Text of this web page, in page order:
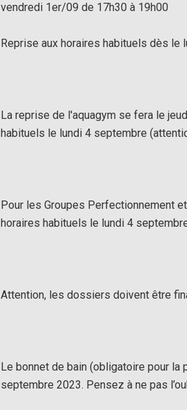
vendredi 1er/09 de 17h30 à 19h00
Reprise aux horaires habituels dès le
La reprise de l'aquagym se fera le
habituels le lundi 4 septembre
Pour les Groupes Perfectionnement
horaires habituels le lundi 4
Attention, les dossiers doivent être
Le bonnet de bain (obligatoire pour la
septembre 2023. Pensez à ne pas